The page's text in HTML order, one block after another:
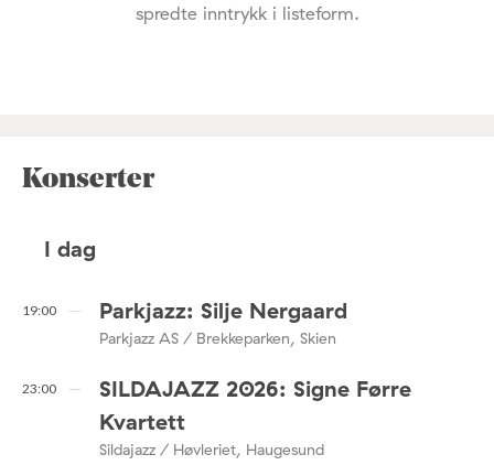
spredte inntrykk i listeform.
Konserter
I dag
19:00 Parkjazz: Silje Nergaard
Parkjazz AS / Brekkeparken, Skien
23:00
SILDAJAZZ 2026: Signe Førre
Kvartett
Sildajazz / Høvleriet, Haugesund